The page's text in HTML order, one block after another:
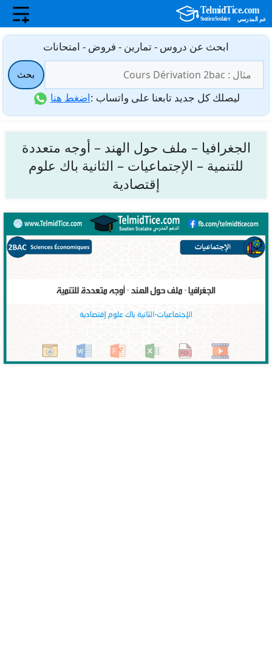
انتقل
المحتوى
ابحث عن دروس - تمارين - فروض - امتحانات
عن:
بحث
ليصلك كل جديد تابعنا على واتساب :اضغط هنا
الجغرافيا – ملف حول الهند – أوجه متعددة
للتنمية – الإجتماعيات – الثانية باك علوم
إقتصادية